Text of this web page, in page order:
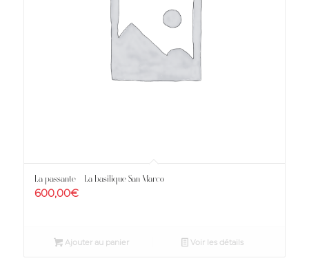
La passante – La basilique San Marco
600,00€
Ajouter au panier Voir les détails